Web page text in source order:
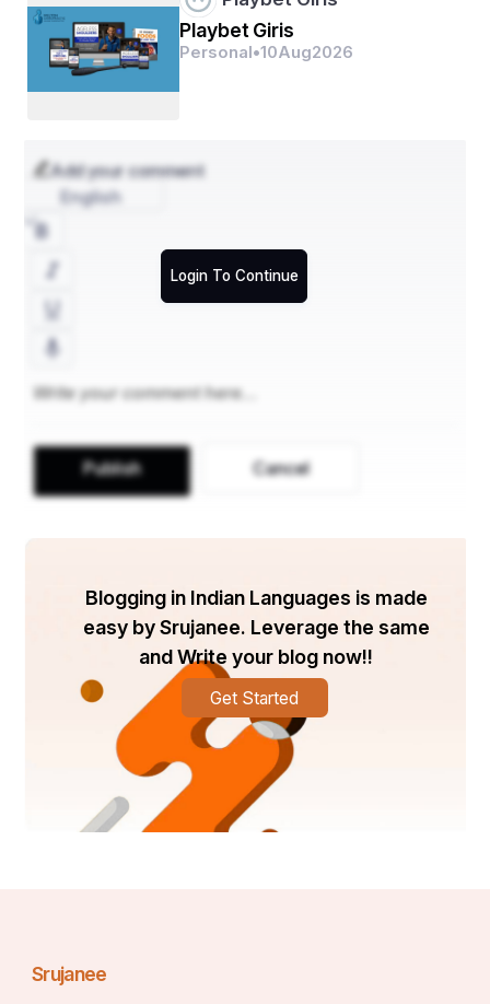
Playbet Giris
Personal •10Aug2026
Add your comment
Login To Continue
English
Publish Cancel
Blogging in Indian Languages is made
easy by Srujanee. Leverage the same
and Write your blog now!!
Get Started
Srujanee